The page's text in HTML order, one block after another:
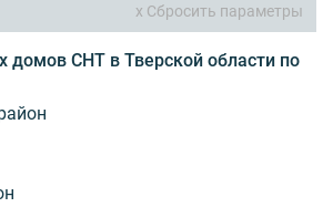
x Сбросить параметры
домов СНТ в Тверской области по